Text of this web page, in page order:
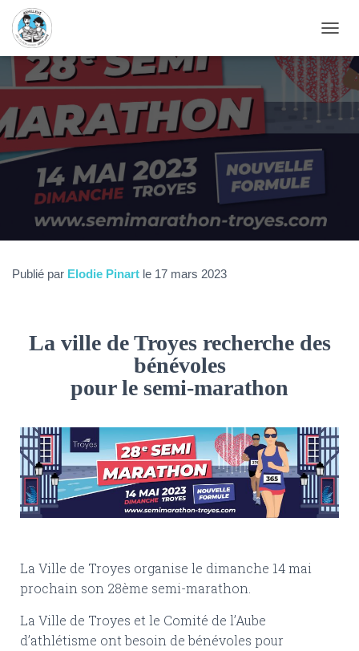
É
P
L
I
E
R
G
Publié par Elodie Pinart le 17 mars 2023
La ville de Troyes recherche des
bénévoles
pour le semi-marathon
La Ville de Troyes organise le dimanche 14 mai
prochain son 28ème semi-marathon.
La Ville de Troyes et le Comité de l’Aube
d’athlétisme ont besoin de bénévoles pour